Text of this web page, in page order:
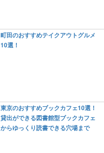
町田のおすすめテイクアウトグルメ
10選！
東京のおすすめブックカフェ10選！
貸出ができる図書館型ブックカフェ
からゆっくり読書できる穴場まで